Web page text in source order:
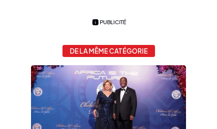
PUBLICITÉ
DE LA MÊME CATÉGORIE